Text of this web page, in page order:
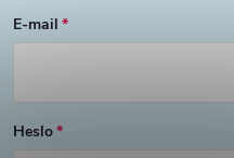
e
E-mail
Heslo